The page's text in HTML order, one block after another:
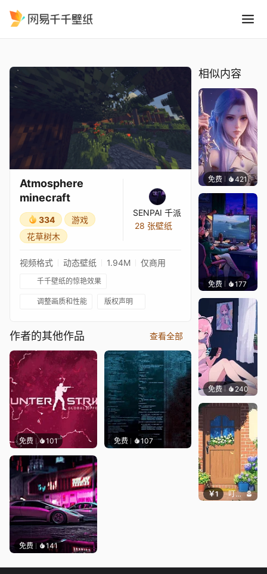
Atmosphere
minecraft
334
游戏
花草树木
SENPAI 千派
28 张壁纸
视频格式 动态壁纸 1.94M 仅商用
千千壁纸的惊艳效果
调整画质和性能 版权声明
作者的其他作品 查看全部
免费 101 免费 107
免费 141
相似内容
免费 421好看
免费 177
免费 240好看
￥1 叮叮当当